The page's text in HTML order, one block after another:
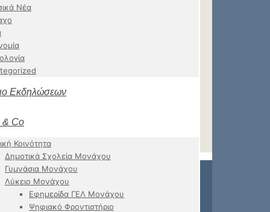
Νέα
Εκδηλώσεων
Co
Κοινότητα
Δημοτικά Σχολεία Μονάχου
Γυμνάσια Μονάχου
Λύκειο Μονάχου
Εφημερίδα ΓΕΛ Μονάχου
Ψηφιακό Φροντιστήριο